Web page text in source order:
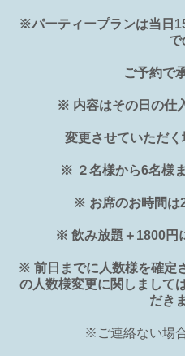
※パーティープランは当日
で
ご予約で
※ 内容はその日の仕
変更させていただく
※ ２名様から6名様
※ お席のお時間は
※ 飲み放題＋ 1800円
※ 前日までに人数様を確定
の人数様変更に関しまして
だき
※ご連絡ない場